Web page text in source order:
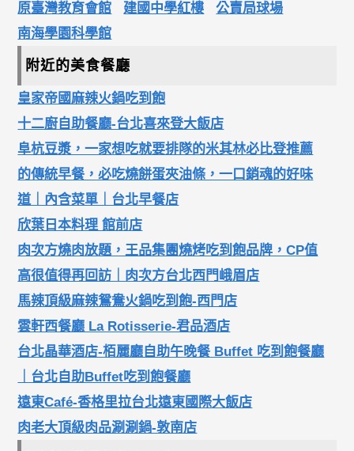
原臺灣教育會館
建國中學紅樓
公賣局球場
南海學園科學館
附近的美食餐廳
皇家帝國麻辣火鍋吃到飽
十二廚自助餐廳-台北喜來登大飯店
阜杭豆漿，一家想吃就要排隊的米其林必比登推薦
的傳統早餐，必吃燒餅蛋夾油條，一口銷魂的好味
道｜內含菜單｜台北早餐店
欣葉日本料理 館前店
肉次方燒肉放題，王品集團燒烤吃到飽品牌，CP值
高很值得再回訪｜肉次方台北西門峨眉店
馬辣頂級麻辣鴛鴦火鍋吃到飽-西門店
雲軒西餐廳 La Rotisserie-君品酒店
台北晶華酒店-栢麗廳自助午晚餐 Buffet 吃到飽餐廳
｜台北自助Buffet吃到飽餐廳
遠東Café-香格里拉台北遠東國際大飯店
肉老大頂級肉品涮涮鍋-敦南店